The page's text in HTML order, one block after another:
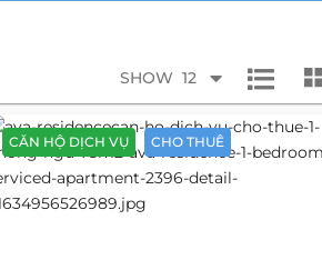
SHOW 12
CĂN HỘ DỊCH VỤ CHO THUÊ